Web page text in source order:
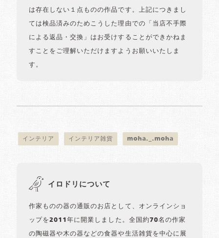
は存在しない１点ものの作品です。上記につきまし
ては検品済みのためこうした理由での「当店不手際
による返品・交換」はお受けすることができかねま
すことをご理解いただけますようお願いいたしま
す。
インテリア インテリア雑貨 moha._.moha
イロドリについて
作家ものの器の通販のお店として、オンラインショ
ップを2011年に開業しました。全国約70名の作家
の陶磁器や木の器などの食器や生活雑貨を中心に展